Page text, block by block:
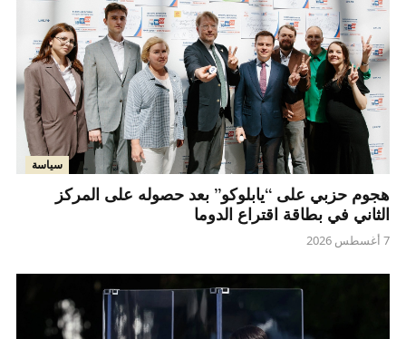
سياسة
هجوم حزبي على “يابلوكو” بعد حصوله على المركز
الثاني في بطاقة اقتراع الدوما
7 أغسطس 2026